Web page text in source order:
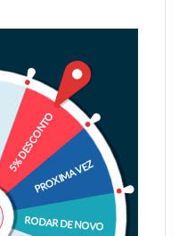
5% DESCONTO
PROXIMA VEZ
RODAR DE NOVO